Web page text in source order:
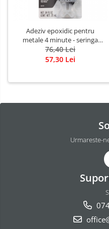
Adeziv epoxidic pentru
metale 4 minute - seringa
dubla 25 ml
76,40 Lei
57,30 Lei
Urmareste-